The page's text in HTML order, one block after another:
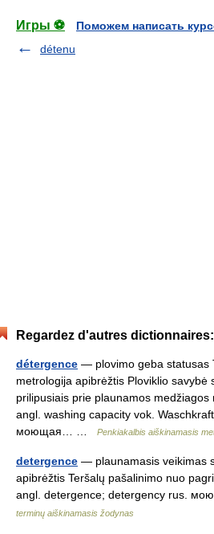
Игры ⚽
Поможем написать
détenu
Regardez d'autres dictionnaires:
détergence — plovimo geba statusas
metrologija apibrėžtis Ploviklio savybė
prilipusiais prie plaunamos
angl. washing capacity vok.
моющая… …
Penkiakalbis aiškinamasis
detergence — plaunamasis veikimas
apibrėžtis Teršalų pašalinimo nuo
angl. detergence; detergency rus.
terminų aiškinamasis žodynas